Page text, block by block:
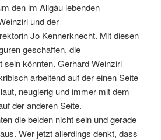
den im Allgäu lebenden
und der
Jo Kennerknecht. Mit diesen
geschaffen, die
sein könnten. Gerhard Weinzirl
arbeitend auf der einen Seite
neugierig und immer mit dem
der anderen Seite.
die beiden nicht sein und gerade
Wer jetzt allerdings denkt, dass